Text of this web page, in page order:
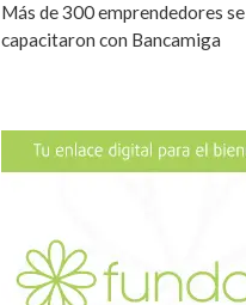
Más de 300 emprendedores se
capacitaron con Bancamiga